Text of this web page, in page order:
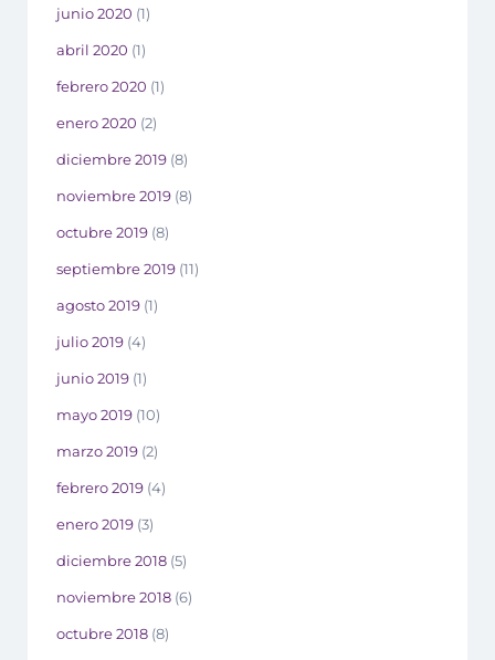
junio 2020 (1)
abril 2020 (1)
febrero 2020 (1)
enero 2020 (2)
diciembre 2019 (8)
noviembre 2019 (8)
octubre 2019 (8)
septiembre 2019 (11)
agosto 2019 (1)
julio 2019 (4)
junio 2019 (1)
mayo 2019 (10)
marzo 2019 (2)
febrero 2019 (4)
enero 2019 (3)
diciembre 2018 (5)
noviembre 2018 (6)
octubre 2018 (8)